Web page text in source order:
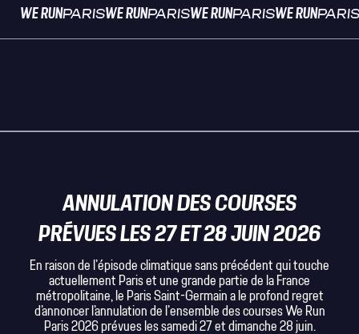
WE RUNPARISWE RUNPARISWE RUNPARISWE RUNPARIS
ANNULATION DES COURSES
PRÉVUES LES 27 ET 28 JUIN 2026
En raison de l'épisode climatique sans précédent qui touche
actuellement Paris et une grande partie de la France
métropolitaine, le Paris Saint-Germain a le profond regret
d'annoncer l'annulation de l'ensemble des courses We Run
Paris 2026 prévues les samedi 27 et dimanche 28 juin.